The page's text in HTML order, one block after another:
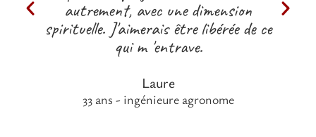
autrement, avec une dimension
spirituelle. J'aimerais être libérée de ce
qui m 'entrave.
Laure
33 ans - ingénieure agronome